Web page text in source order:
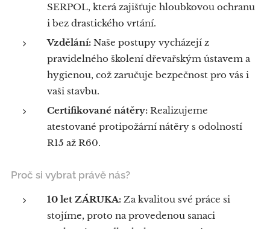
SERPOL, která zajišťuje hloubkovou ochranu
i bez drastického vrtání.
Vzdělání: Naše postupy vycházejí z
pravidelného školení dřevařským ústavem a
hygienou, což zaručuje bezpečnost pro vás i
vaši stavbu.
Certifikované nátěry: Realizujeme
atestované protipožární nátěry s odolností
R15 až R60.
Proč si vybrat právě nás?
10 let ZÁRUKA: Za kvalitou své práce si
stojíme, proto na provedenou sanaci